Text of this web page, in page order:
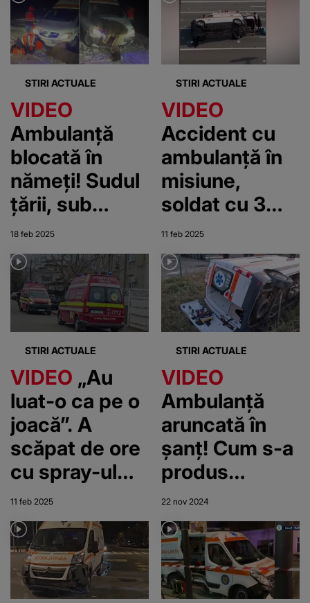
STIRI ACTUALE
VIDEO
Ambulanță
blocată în
nămeți! Sudul
țării, sub
asediul
zăpezilor
18 feb 2025
STIRI ACTUALE
VIDEO
Accident cu
ambulanță în
misiune,
soldat cu 3
răniți, în
Oradea
11 feb 2025
STIRI ACTUALE
VIDEO „Au
luat-o ca pe o
joacă”. A
scăpat de ore
cu spray-ul
lacrimogen
11 feb 2025
STIRI ACTUALE
VIDEO
Ambulanță
aruncată în
șanț! Cum s-a
produs
accidentul?
22 nov 2024